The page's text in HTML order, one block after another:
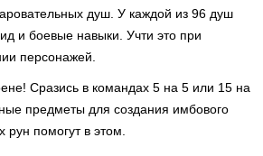
душ. У каждой из 96 душ
и боевые навыки. Учти это при
персонажей.
Сразись в командах 5 на 5 или 15 на
предметы для создания имбового
помогут в этом.